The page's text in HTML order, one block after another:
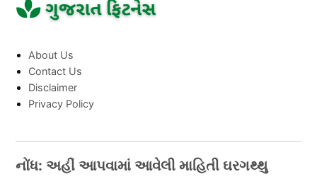
About Us
Contact Us
Disclaimer
Privacy Policy
નોંધ: અહીં આપવામાં આવેલી માહિતી ઘરગથ્થુ